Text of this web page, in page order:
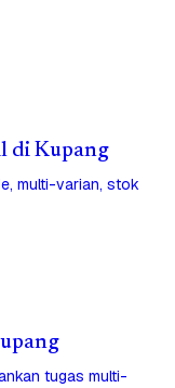
di Kupang
multi-varian, stok
tugas multi-